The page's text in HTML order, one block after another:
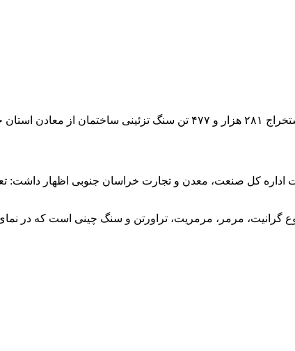
هستند.
گرانیت، مرمر، مرمریت، تراورتن و سنگ چینی است که در